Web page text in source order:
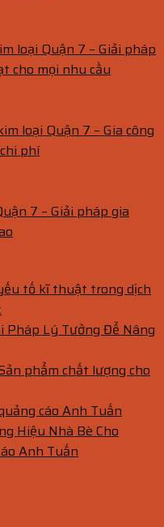
loại Quận 7 – Giải pháp
cho mọi nhu cầu
loại Quận 7 – Gia công
phí
7 – Giải pháp gia
tố kĩ thuật trong dịch
Pháp Lý Tưởng Để Nâng
phẩm chất lượng cho
cáo Anh Tuấn
Hiệu Nhà Bè Cho
Anh Tuấn